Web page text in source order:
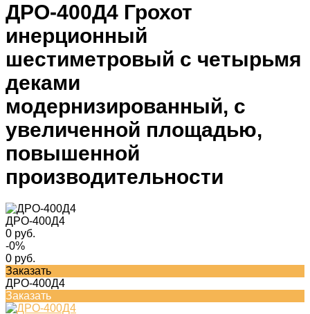
ДРО-400Д4 Грохот
инерционный
шестиметровый с четырьмя
деками
модернизированный, с
увеличенной площадью,
повышенной
производительности
ДРО-400Д4
0 руб.
-0%
0 руб.
Заказать
ДРО-400Д4
Заказать